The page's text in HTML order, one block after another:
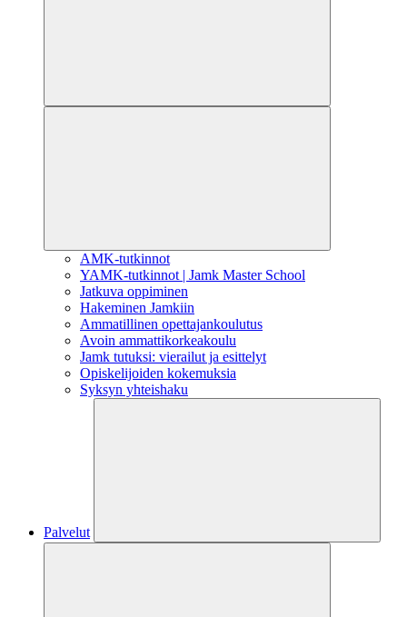
AMK-tutkinnot
YAMK-tutkinnot | Jamk Master School
Jatkuva oppiminen
Hakeminen Jamkiin
Ammatillinen opettajankoulutus
Avoin ammattikorkeakoulu
Jamk tutuksi: vierailut ja esittelyt
Opiskelijoiden kokemuksia
Syksyn yhteishaku
Palvelut